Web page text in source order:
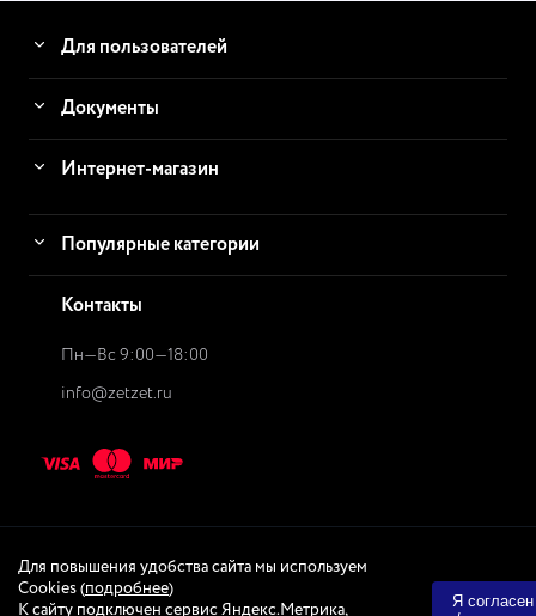
Для пользователей
Документы
Интернет-магазин
Популярные категории
Контакты
Пн—Вс 9:00—18:00
info@zetzet.ru
© 2026ZetZet.ru Интернет-магазин
Для повышения удобства сайта мы используем
Cookies (подробнее)
К сайту подключен сервис Яндекс.Метрика,
Я согласен